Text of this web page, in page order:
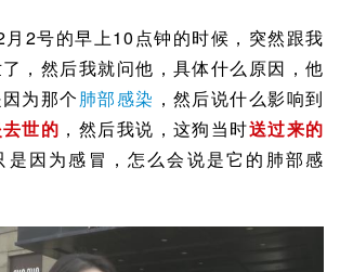
月2号的早上10点钟的时候，突然跟我
，然后我就问他，具体什么原因，他
为那个肺部感染 ，然后说什么影响到
去世的 ，然后我说，这狗当时送过来的
是因为感冒，怎么会说是它的肺部感